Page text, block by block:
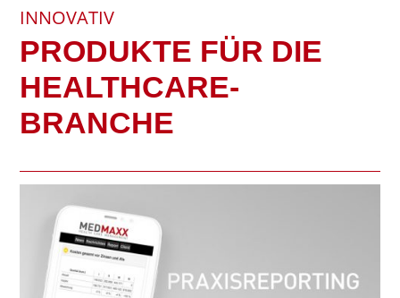
INNOVATIV
PRODUKTE FÜR DIE
HEALTHCARE-
BRANCHE